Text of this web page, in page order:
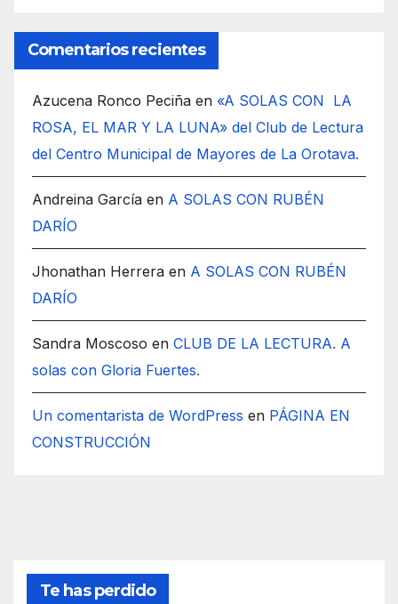
Comentarios recientes
Azucena Ronco Peciña en «A SOLAS CON LA
ROSA, EL MAR Y LA LUNA» del Club de Lectura
del Centro Municipal de Mayores de La Orotava.
Andreina García en A SOLAS CON RUBÉN
DARÍO
Jhonathan Herrera en A SOLAS CON RUBÉN
DARÍO
Sandra Moscoso en CLUB DE LA LECTURA. A
solas con Gloria Fuertes.
Un comentarista de WordPress en PÁGINA EN
CONSTRUCCIÓN
Te has perdido